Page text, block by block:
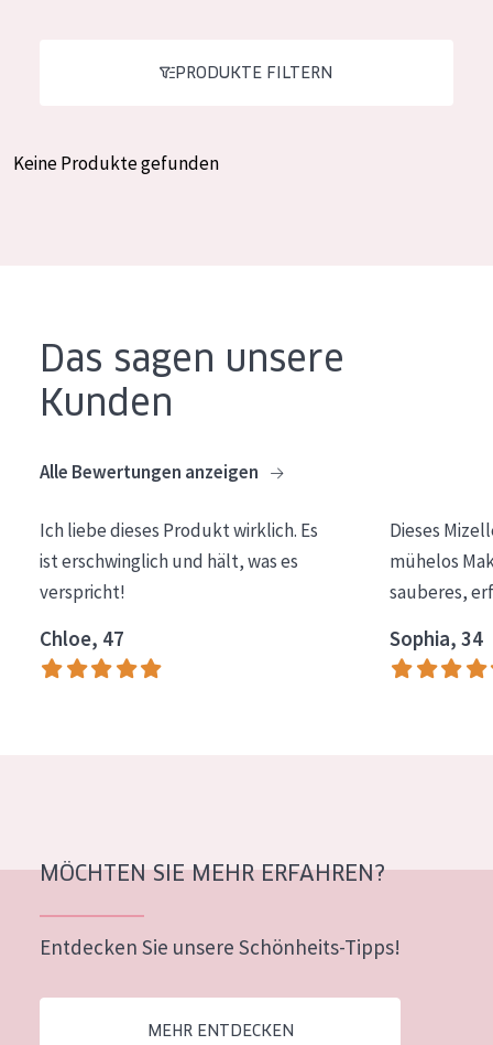
Lift+
Expert
HAUTTYP
Empfindliche Haut
Normale bis trockene Haut
Mischhaut und fettige Haut
Reife Haut
Der Sonne ausgesetzte Haut
Reife Haut
PRODUKTE FILTERN
Keine Produkte gefunden
Das sagen unsere
Kunden
Alle Bewertungen anzeigen
Ich liebe dieses Produkt wirklich. Es
ist erschwinglich und hält, was es
verspricht!
Chloe, 47
Dieses
mühelos
sauberes,
Sophia, 34
MÖCHTEN SIE MEHR ERFAHREN?
Entdecken Sie unsere Schönheits-Tipps!
MEHR ENTDECKEN